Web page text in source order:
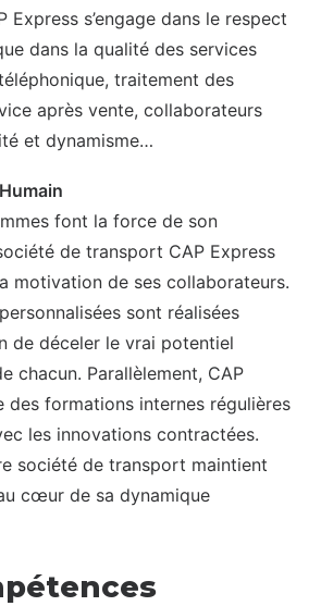
Express s’engage dans le respect
dans la qualité des services
traitement des
après vente, collaborateurs
et dynamisme…
font la force de son
de transport CAP Express
motivation de ses collaborateurs.
sont réalisées
de déceler le vrai potentiel
chacun. Parallèlement, CAP
des formations internes régulières
les innovations contractées.
société de transport maintient
cœur de sa dynamique